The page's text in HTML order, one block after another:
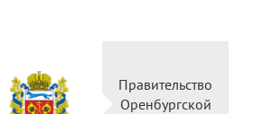
Правительство
Оренбургской